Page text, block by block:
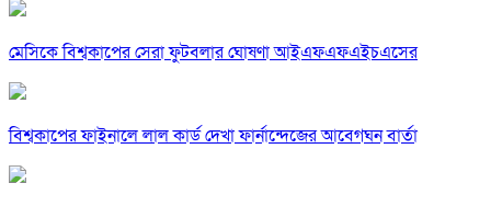
মেসিকে বিশ্বকাপের সেরা ফুটবলার ঘোষণা আইএফএফএইচএসের
বিশ্বকাপের ফাইনালে লাল কার্ড দেখা ফার্নান্দেজের আবেগঘন বার্তা